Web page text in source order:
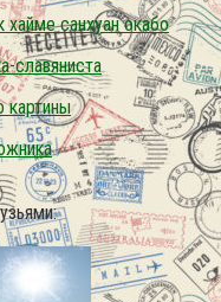
хайме санхуан окабо
славяниста
картины